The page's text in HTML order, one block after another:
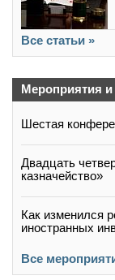
Все статьи »
Мероприятия
Шестая
Двадцать
казначейство»
Как изменился
иностранных
Все